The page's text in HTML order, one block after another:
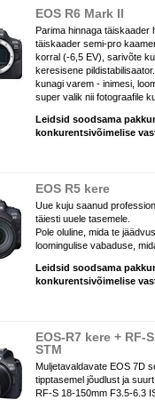
EOS R6 Mark II
Parima hinnaga täiskaader
täiskaader semi-pro
korral (-6,5 EV), sarivõte
keresisene
kunagi varem - inimesi,
super valik nii fotograafile
Leidsid soodsama
konkurentsivõimelise
EOS R5 kere
Uue kuju saanud
täiesti uuele tasemele.
Pole oluline, mida te
loomingulise vabaduse,
Leidsid soodsama
konkurentsivõimelise
EOS-R7 kere + RF-
STM
Muljetavaldavate EOS 7D
tipptasemel jõudlust ja
RF-S 18-150mm F3.5-6.3